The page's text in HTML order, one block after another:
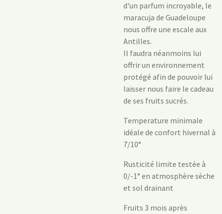
d'un parfum incroyable, le
maracuja de Guadeloupe
nous offre une escale aux
Antilles.
Il faudra néanmoins lui
offrir un environnement
protégé afin de pouvoir lui
laisser nous faire le cadeau
de ses fruits sucrés.
Temperature minimale
idéale de confort hivernal à
7/10°
Rusticité limite testée à
0/-1° en atmosphère sèche
et sol drainant
Fruits 3 mois après